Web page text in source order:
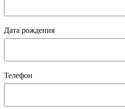
Дата рождения
Телефон